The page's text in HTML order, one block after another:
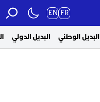
FR
EN
البديل الوطني البديل الدولي